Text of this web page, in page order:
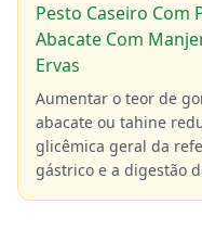
Pesto Caseiro Com
Abacate Com
Ervas
Aumentar o teor de
abacate ou tahine
glicêmica geral da
gástrico e a digestão